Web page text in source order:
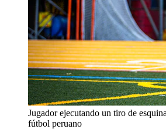
Jugador ejecutando un tiro de
fútbol peruano